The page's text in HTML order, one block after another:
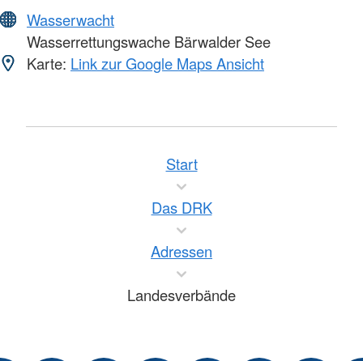
Wasserwacht
Wasserrettungswache Bärwalder See
Karte: Link zur Google Maps Ansicht
Start
Das DRK
Adressen
Landesverbände